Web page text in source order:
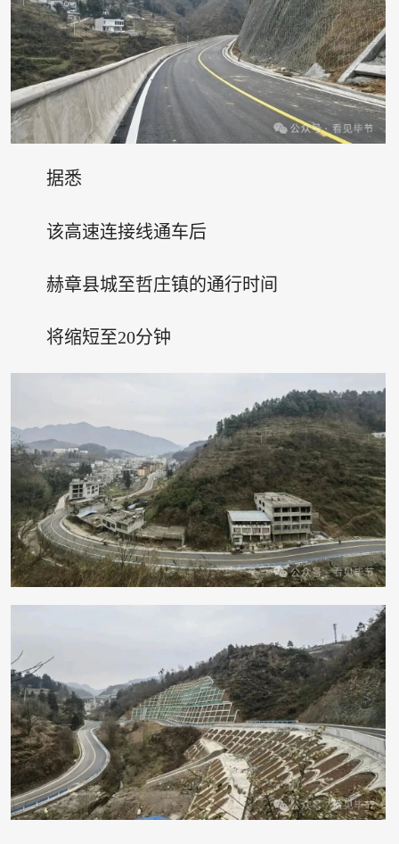
据悉
该高速连接线通车后
赫章县城至哲庄镇的通行时间
将缩短至20分钟